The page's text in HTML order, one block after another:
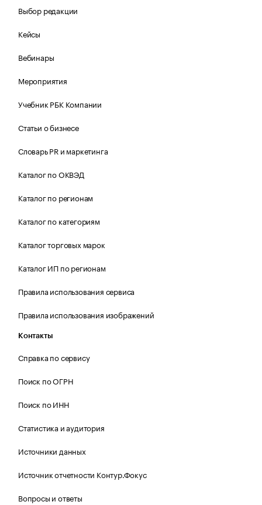
Выбор редакции
Кейсы
Вебинары
Мероприятия
Учебник РБК Компании
Статьи о бизнесе
Словарь PR и маркетинга
Каталог по ОКВЭД
Каталог по регионам
Каталог по категориям
Каталог торговых марок
Каталог ИП по регионам
Правила использования сервиса
Правила использования изображений
Контакты
Справка по сервису
Поиск по ОГРН
Поиск по ИНН
Статистика и аудитория
Источники данных
Источник отчетности Контур.Фокус
Вопросы и ответы